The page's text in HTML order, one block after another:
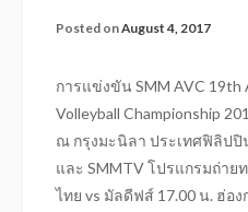
Posted onAugust 4, 2017
การแข่งขัน SMM AVC 19th
Volleyball Championship
ณ กรุงมะนิลา ประเทศฟิลิปปิ
และ SMMTV โปรแกรมถ่าย
ไทย vs มัลดีฟส์ 17.00 น. ฮ่อ